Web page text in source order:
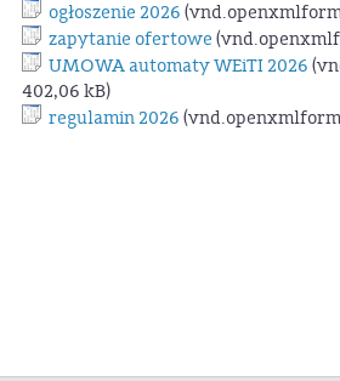
ogłoszenie 2026
zapytanie ofertowe
UMOWA automaty WEiTI 2026
402,06 kB)
regulamin 2026